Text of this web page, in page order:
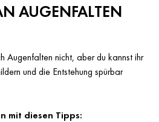
AUGENFALTEN
Augenfalten nicht, aber du kannst ihr
und die Entstehung spürbar
mit diesen Tipps: